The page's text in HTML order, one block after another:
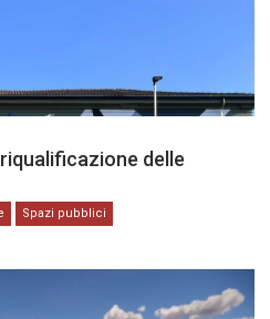
delle
Spazi pubblici